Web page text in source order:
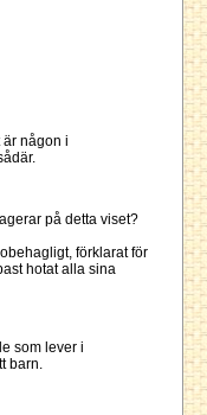
är någon i
på detta viset?
förklarat för
hotat alla sina
som lever i
barn.